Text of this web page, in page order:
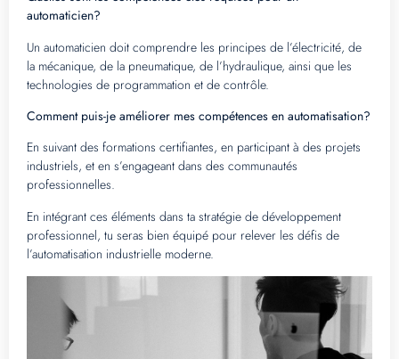
automaticien?
Un automaticien doit comprendre les principes de l’électricité, de
la mécanique, de la pneumatique, de l’hydraulique, ainsi que les
technologies de programmation et de contrôle.
Comment puis-je améliorer mes compétences en automatisation?
En suivant des formations certifiantes, en participant à des projets
industriels, et en s’engageant dans des communautés
professionnelles.
En intégrant ces éléments dans ta stratégie de développement
professionnel, tu seras bien équipé pour relever les défis de
l’automatisation industrielle moderne.